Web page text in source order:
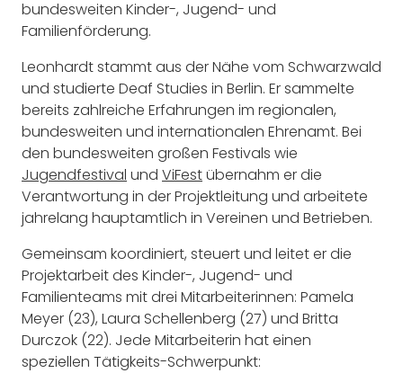
bundesweiten Kinder-, Jugend- und
Familienförderung.
Leonhardt stammt aus der Nähe vom Schwarzwald
und studierte Deaf Studies in Berlin. Er sammelte
bereits zahlreiche Erfahrungen im regionalen,
bundesweiten und internationalen Ehrenamt. Bei
den bundesweiten großen Festivals wie
Jugendfestival und ViFestübernahm er die
Verantwortung in der Projektleitung und arbeitete
jahrelang hauptamtlich in Vereinen und Betrieben.
Gemeinsam koordiniert, steuert und leitet er die
Projektarbeit des Kinder-, Jugend- und
Familienteams mit drei Mitarbeiterinnen: Pamela
Meyer (23), Laura Schellenberg (27) und Britta
Durczok (22). Jede Mitarbeiterin hat einen
speziellen Tätigkeits-Schwerpunkt: